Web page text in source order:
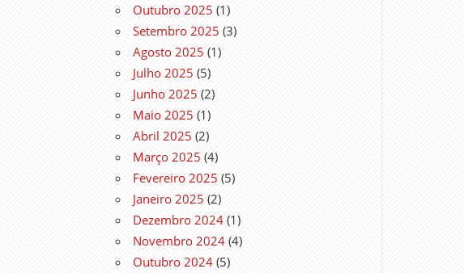
Outubro 2025 (1)
Setembro 2025 (3)
Agosto 2025 (1)
Julho 2025 (5)
Junho 2025 (2)
Maio 2025 (1)
Abril 2025 (2)
Março 2025 (4)
Fevereiro 2025 (5)
Janeiro 2025 (2)
Dezembro 2024 (1)
Novembro 2024 (4)
Outubro 2024 (5)